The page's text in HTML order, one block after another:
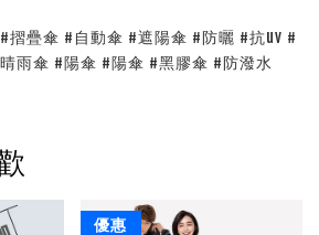
摺疊傘 #自動傘 #遮陽傘 #防曬 #抗uv #
雨傘 #陽傘 #陽傘 #黑膠傘 #防潑水
優惠